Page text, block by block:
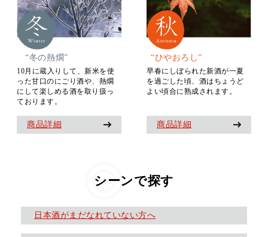
“ひやおろし”
早春にしぼられた新酒が一夏
を過ごした頃、酒はちょうど
よい頃合に熟成されます。
商品詳細
“冬の熱燗”
10月に蔵入りして、新米を使
った甘口のにごり酒や、熱燗
にして楽しめる酒を取り扱っ
ております。
商品詳細
シーンで探す
日本酒がまだなれていない方へ